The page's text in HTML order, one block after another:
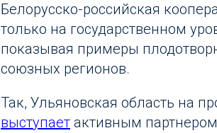
Белорусско-российская
только на государственном
показывая примеры
союзных регионов.
Так, Ульяновская область на
выступает активным